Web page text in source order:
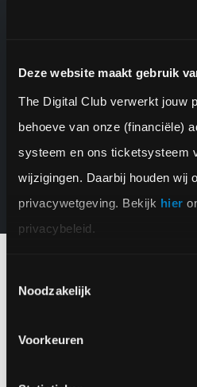
Deze website maakt gebruik
The Digital Club verwerkt jouw
behoeve van onze (financiële)
systeem en ons ticketsysteem
wijzigingen. Daarbij houden wij
privacywetgeving. Bekijk hier
privacybeleid.
Noodzakelijk
Voorkeuren
10+ jaar
in web- en mobiele
App Lancering